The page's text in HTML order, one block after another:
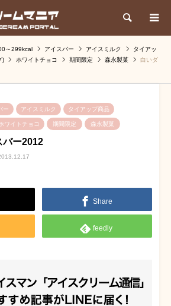
検索
～299kcal アイスバー アイスミルク
タイアッ
) ホワイトチョコ 期間限定 森永製菓
白いダ
ー アイスミルク タイアップ商品
ワイトチョコ 期間限定 森永製菓
バー2012
Share
feedly